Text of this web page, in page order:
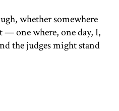
whether somewhere
— one where, one day, I,
the judges might stand